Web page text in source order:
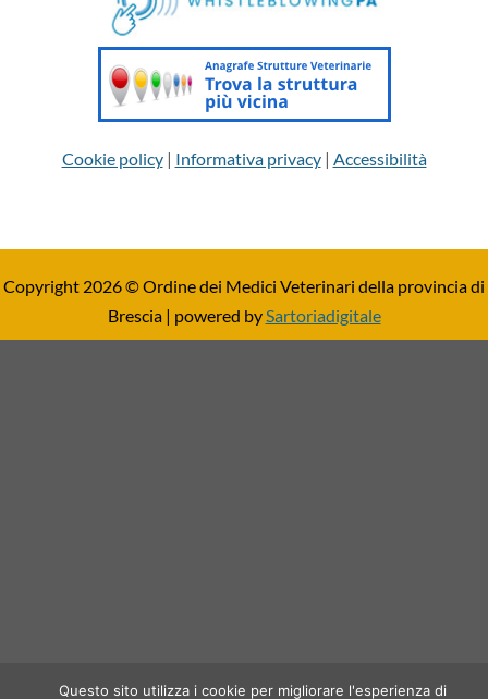
Cookie policy| Informativa privacy| Accessibilità
Copyright 2026 © Ordine dei Medici Veterinari della provincia di
Brescia | powered by Sartoriadigitale
Questo sito utilizza i cookie per migliorare l'esperienza di